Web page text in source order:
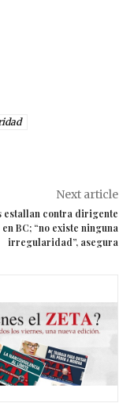
Next article
estallan contra dirigente
en BC; “no existe ninguna
irregularidad”, asegura